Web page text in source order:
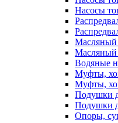
Насосы
Масляный
Масляный
Водяные
Муфты,
Муфты,
Подушки
Подушки
Опоры,